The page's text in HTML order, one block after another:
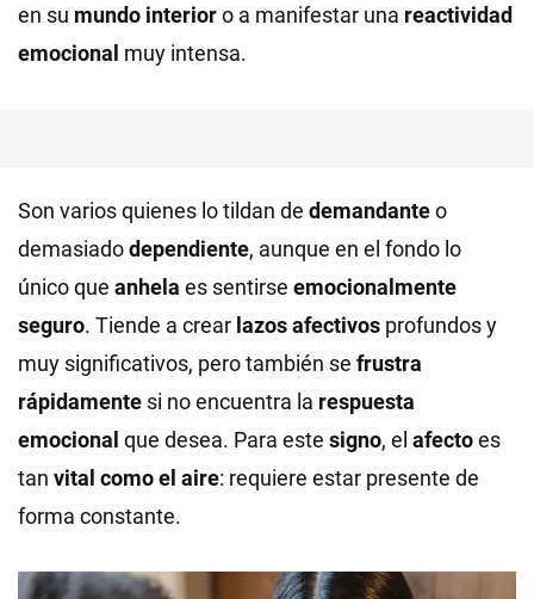
en su mundo interioro a manifestar una reactividad
emocional muy intensa.
Son varios quienes lo tildan de demandanteo
demasiadodependiente, aunque en el fondo lo
único que anhela es sentirse emocionalmente
seguro. Tiende a crear lazos afectivos profundos y
muy significativos, pero también se frustra
rápidamente si no encuentra la respuesta
emocional que desea. Para este signo, el afectoes
tan vital como el aire: requiere estar presente de
forma constante.